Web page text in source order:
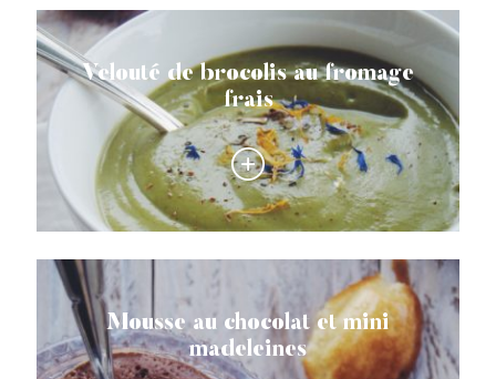
Velouté de brocolis au fromage
frais
Mousse au chocolat et mini
madeleines